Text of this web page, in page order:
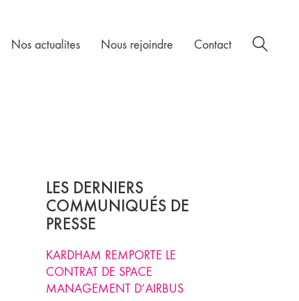
Nos actualites Nous rejoindre Contact
LES DERNIERS
COMMUNIQUÉS DE
PRESSE
KARDHAM REMPORTE LE
CONTRAT DE SPACE
MANAGEMENT D’AIRBUS